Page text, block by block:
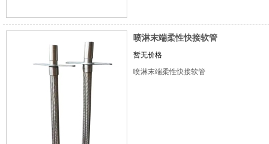
喷淋末端柔性快接软管
暂无价格
喷淋末端柔性快接软管